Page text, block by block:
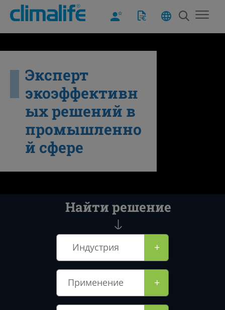
Эксперт
экоэффективн
ых решений в
промышленно
й сфере
Найти решение
Индустрия +
Применение +